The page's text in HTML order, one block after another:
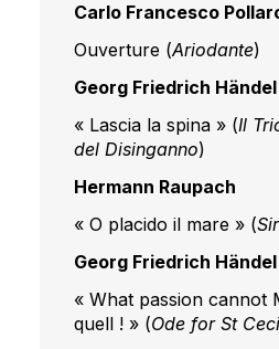
Carlo Francesco
Ouverture (Ariodante)
Georg Friedrich Händel
« Lascia la spina » (Il
del Disinganno)
Hermann Raupach
« O placido il mare » (
Georg Friedrich Händel
« What passion cannot
quell ! » (Ode for St